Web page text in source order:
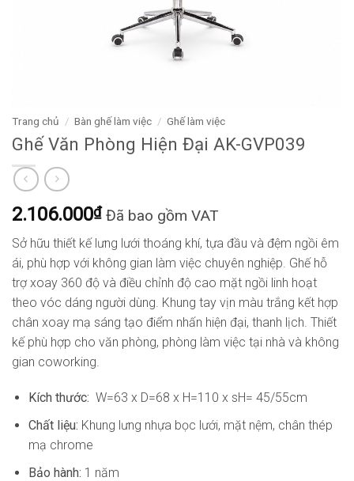
Trang chủ / Bàn ghế làm việc / Ghế làm việc
Ghế Văn Phòng Hiện Đại AK-GVP039
2.106.000₫ Đã bao gồm VAT
Sở hữu thiết kế lưng lưới thoáng khí, tựa đầu và đệm ngồi êm
ái, phù hợp với không gian làm việc chuyên nghiệp. Ghế hỗ
trợ xoay 360 độ và điều chỉnh độ cao mặt ngồi linh hoạt
theo vóc dáng người dùng. Khung tay vịn màu trắng kết hợp
chân xoay mạ sáng tạo điểm nhấn hiện đại, thanh lịch. Thiết
kế phù hợp cho văn phòng, phòng làm việc tại nhà và không
gian coworking.
Kích thước: W=63 x D=68 x H=110 x sH= 45/55cm
Chất liệu: Khung lưng nhựa bọc lưới, mặt nệm, chân thép
mạ chrome
Bảo hành: 1 năm